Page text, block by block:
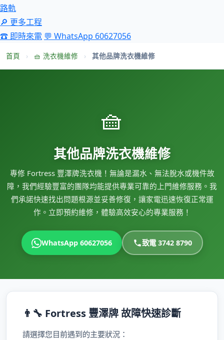
路軌
🔎 更多工程
☎ 即時來電 💬 WhatsApp 60627056
首頁 › 🧺 洗衣機維修 › 其他品牌洗衣機維修
🧺
其他品牌洗衣機維修
專修 Fortress 豐澤牌洗衣機！無論是漏水、無法脫水或機件故
障，我們經驗豐富的團隊均能提供專業可靠的上門維修服務。我
們承諾快速找出問題根源並妥善修復，讓家電迅速恢復正常運
作。立即預約維修，體驗高效安心的專業服務！
WhatsApp 60627056 致電 3742 8790
👨‍🔧 Fortress 豐澤牌 故障快速診斷
請選擇您目前遇到的主要狀況：